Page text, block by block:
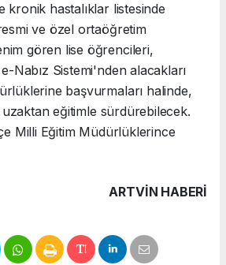
kronik hastalıklar listesinde
ve özel ortaöğretim
gören lise öğrencileri,
Nabız Sistemi'nden alacakları
başvurmaları halinde,
eğitimle sürdürebilecek.
Milli Eğitim Müdürlüklerince
ARTVIN HABERİ